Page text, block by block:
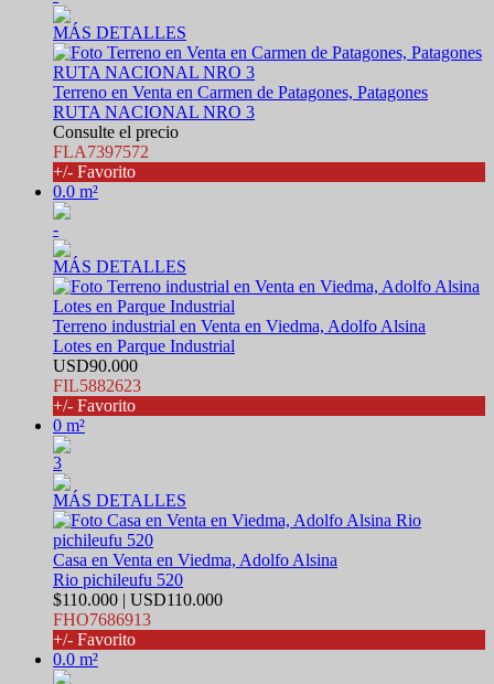
MÁS DETALLES
Terreno en Venta en Carmen de Patagones, Patagones
RUTA NACIONAL NRO 3
Consulte el precio
FLA7397572
+/- Favorito
0.0 m²
-
MÁS DETALLES
Terreno industrial en Venta en Viedma, Adolfo Alsina
Lotes en Parque Industrial
USD90.000
FIL5882623
+/- Favorito
0 m²
3
MÁS DETALLES
Casa en Venta en Viedma, Adolfo Alsina
Rio pichileufu 520
$110.000 | USD110.000
FHO7686913
+/- Favorito
0.0 m²